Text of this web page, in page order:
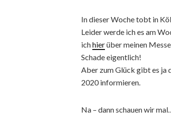
In dieser Woche tobt in
Leider werde ich es am
ichhierüber meinen
Schade eigentlich!
Aber zum Glück gibt es ja
2020 informieren.
Na – dann schauen wir